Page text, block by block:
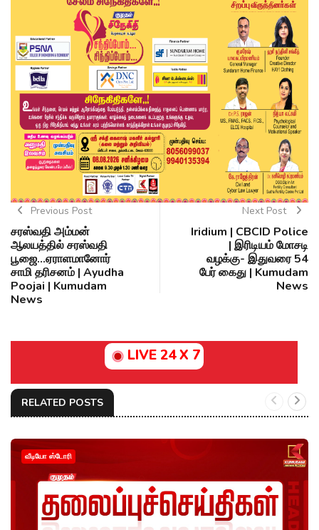
Previous Post
சரஸ்வதி அம்மன்
ஆலயத்தில் சரஸ்வதி
பூஜை...ஏராளமானோர்
சாமி தரிசனம் | Ayudha
Poojai | Kumudam
News
Next Post
Iridium | CBCID Police
| இரிடியம் மோசடி
வழக்கு- இதுவரை 54
பேர் கைது | Kumudam
News
LIVE 24 X 7
RELATED POSTS
வீடியோ ஸ்டோரி